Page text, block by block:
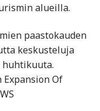
alueilla.
paastokauden
keskusteluja
huhtikuuta.
Expansion Of